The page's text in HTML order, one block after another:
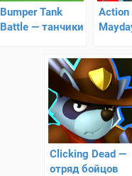
Bumper Tank
Battle — танчики
Action
тир!
Clicking Dead —
отряд бойцов